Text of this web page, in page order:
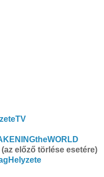
előző törlése esetére)